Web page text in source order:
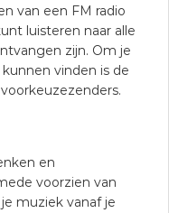
van een FM radio
luisteren naar alle
zijn. Om je
vinden is de
en
voorzien van
muziek vanaf je